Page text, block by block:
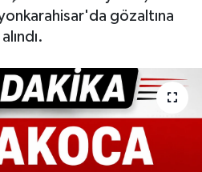
gözaltına
alındı.